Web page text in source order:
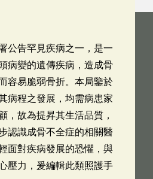
公告罕見疾病之一，是一
病變的遺傳疾病，造成骨
容易脆弱骨折。本局鑒於
病程之發展，均需病患家
，故為提昇其生活品質，
認識成骨不全症的相關醫
面對疾病發展的恐懼，與
壓力，爰編輯此類照護手